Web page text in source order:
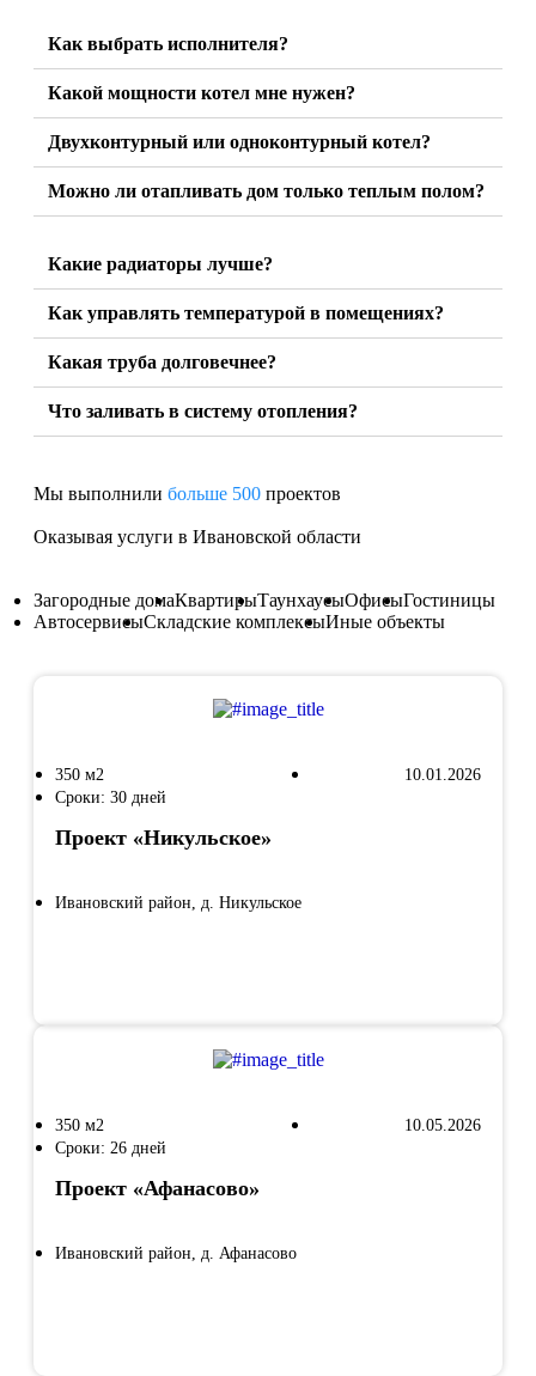
Как выбрать исполнителя?
Какой мощности котел мне нужен?
Двухконтурный или одноконтурный котел?
Можно ли отапливать дом только теплым полом?
Какие радиаторы лучше?
Как управлять температурой в помещениях?
Какая труба долговечнее?
Что заливать в систему отопления?
Мы выполнили больше 500 проектов
Оказывая услуги в Ивановской области
Загородные домаКвартирыТаунхаусыОфисыГостиницы
АвтосервисыСкладские комплексыИные объекты
350 м2
Сроки: 30 дней
10.01.2026
Проект «Никульское»
Ивановский район, д. Никульское
350 м2
Сроки: 26 дней
10.05.2026
Проект «Афанасово»
Ивановский район, д. Афанасово